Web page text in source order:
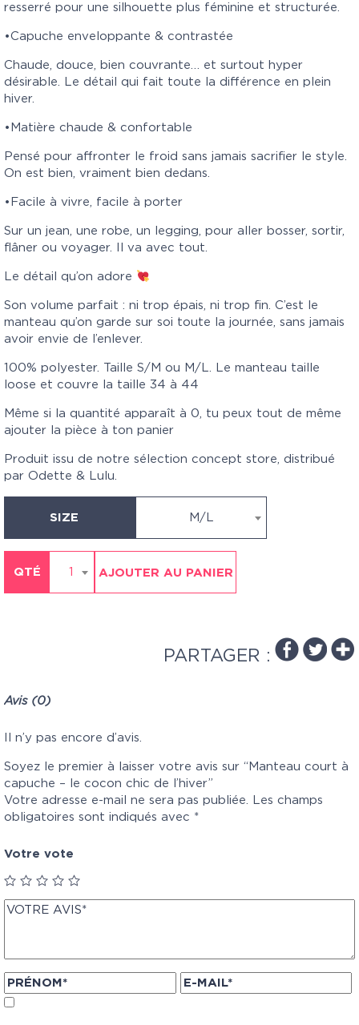
resserré pour une silhouette plus féminine et structurée.
•Capuche enveloppante & contrastée
Chaude, douce, bien couvrante… et surtout hyper
désirable. Le détail qui fait toute la différence en plein
hiver.
•Matière chaude & confortable
Pensé pour affronter le froid sans jamais sacrifier le style.
On est bien, vraiment bien dedans.
•Facile à vivre, facile à porter
Sur un jean, une robe, un legging, pour aller bosser, sortir,
flâner ou voyager. Il va avec tout.
Le détail qu’on adore
Son volume parfait : ni trop épais, ni trop fin. C’est le
manteau qu’on garde sur soi toute la journée, sans jamais
avoir envie de l’enlever.
100% polyester. Taille S/M ou M/L. Le manteau taille
loose et couvre la taille 34 à 44
Même si la quantité apparaît à 0, tu peux tout de même
ajouter la pièce à ton panier
Produit issu de notre sélection concept store, distribué
par Odette & Lulu.
SIZE M/L
QTÉ 1 AJOUTER AU PANIER
PARTAGER :
Avis (0)
Il n’y pas encore d’avis.
Soyez le premier à laisser votre avis sur “Manteau court à
capuche – le cocon chic de l’hiver”
Votre adresse e-mail ne sera pas publiée.
Les champs
obligatoires sont indiqués avec *
Votre vote